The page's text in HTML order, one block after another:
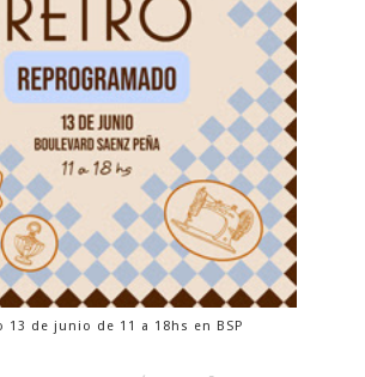
13 de junio de 11 a 18hs en BSP